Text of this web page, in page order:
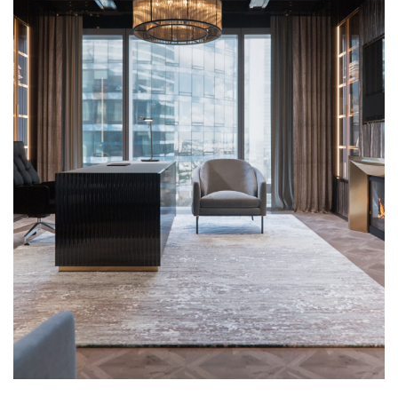
АРТУР
МИТРОШКИН
ПРОЕКТ "БАШНЯ
ФЕДЕРАЦИИ"